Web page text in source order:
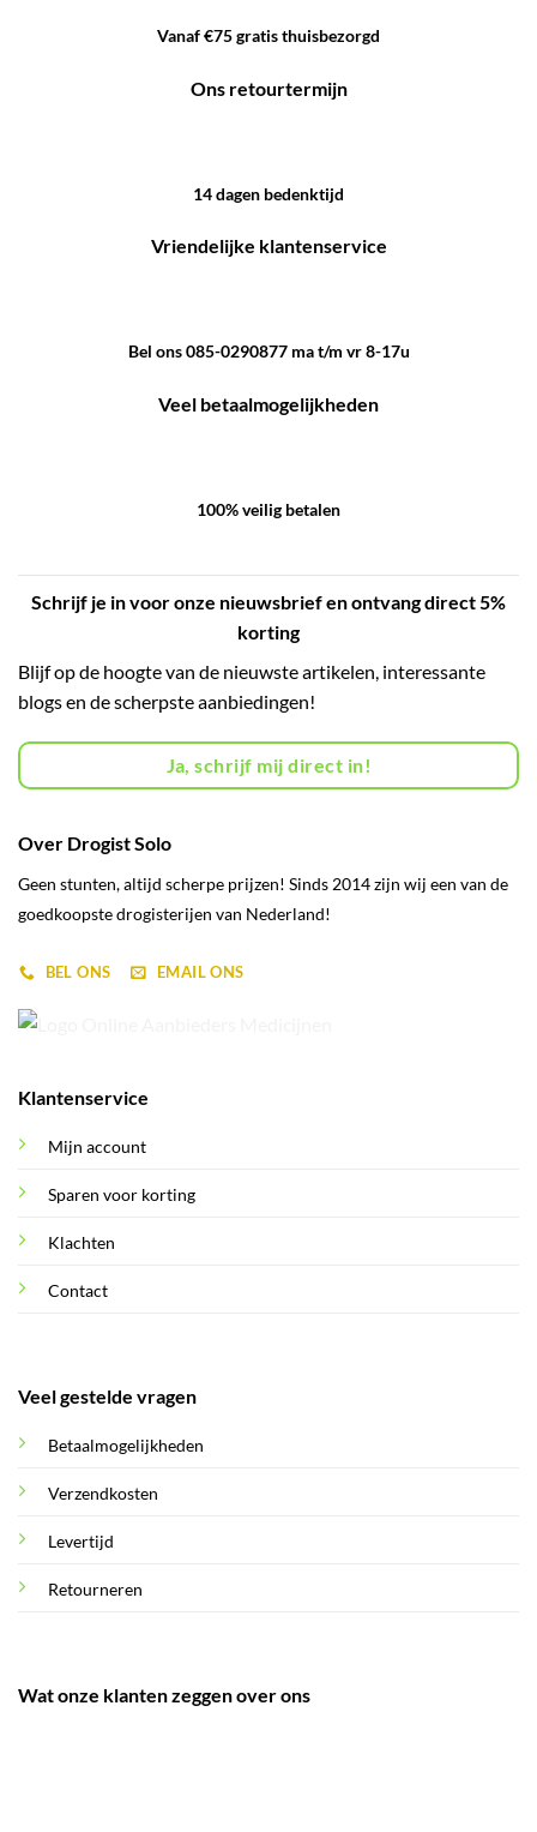
Vanaf €75 gratis thuisbezorgd
Ons retourtermijn
14 dagen bedenktijd
Vriendelijke klantenservice
Bel ons 085-0290877 ma t/m vr 8-17u
Veel betaalmogelijkheden
100% veilig betalen
Schrijf je in voor onze nieuwsbrief en ontvang direct 5%
korting
Blijf op de hoogte van de nieuwste artikelen, interessante
blogs en de scherpste aanbiedingen!
Ja, schrijf mij direct in!
Over Drogist Solo
Geen stunten, altijd scherpe prijzen! Sinds 2014 zijn wij een van de
goedkoopste drogisterijen van Nederland!
BEL ONS EMAIL ONS
Klantenservice
Mijn account
Sparen voor korting
Klachten
Contact
Veel gestelde vragen
Betaalmogelijkheden
Verzendkosten
Levertijd
Retourneren
Wat onze klanten zeggen over ons